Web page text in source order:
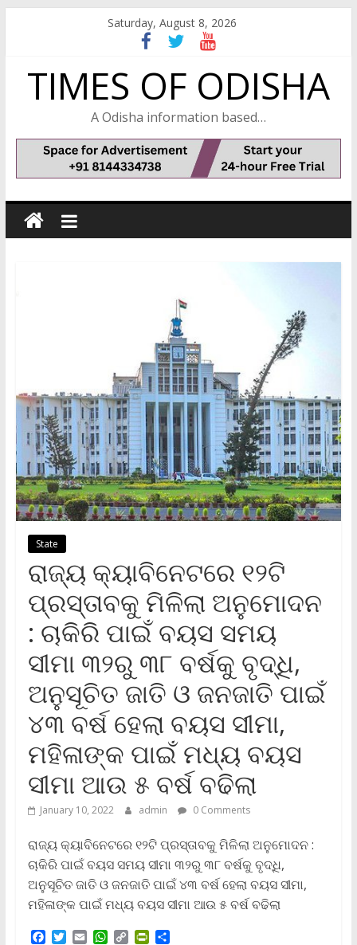
Saturday, August 8, 2026
TIMES OF ODISHA
A Odisha information based…
State
ରାଜ୍ୟ କ୍ୟାବିନେଟରେ ୧୨ଟି
ପ୍ରସ୍ତାବକୁ ମିଳିଲା ଅନୁମୋଦନ
: ଚାକିରି ପାଇଁ ବୟସ ସମୟ
ସୀମା ୩୨ରୁ ୩୮ ବର୍ଷକୁ ବୃଦ୍ଧି,
ଅନୁସୂଚିତ ଜାତି ଓ ଜନଜାତି ପାଇଁ
୪୩ ବର୍ଷ ହେଲା ବୟସ ସୀମା,
ମହିଳାଙ୍କ ପାଇଁ ମଧ୍ୟ ବୟସ
ସୀମା ଆଉ ୫ ବର୍ଷ ବଢିଲା
January 10, 2022 admin 0 Comments
ରାଜ୍ୟ କ୍ୟାବିନେଟରେ ୧୨ଟି ପ୍ରସ୍ତାବକୁ ମିଳିଲା ଅନୁମୋଦନ :
ଚାକିରି ପାଇଁ ବୟସ ସମୟ ସୀମା ୩୨ରୁ ୩୮ ବର୍ଷକୁ ବୃଦ୍ଧି,
ଅନୁସୂଚିତ ଜାତି ଓ ଜନଜାତି ପାଇଁ ୪୩ ବର୍ଷ ହେଲା ବୟସ ସୀମା,
ମହିଳାଙ୍କ ପାଇଁ ମଧ୍ୟ ବୟସ ସୀମା ଆଉ ୫ ବର୍ଷ ବଢିଲା
F
T
E
W C
P
S